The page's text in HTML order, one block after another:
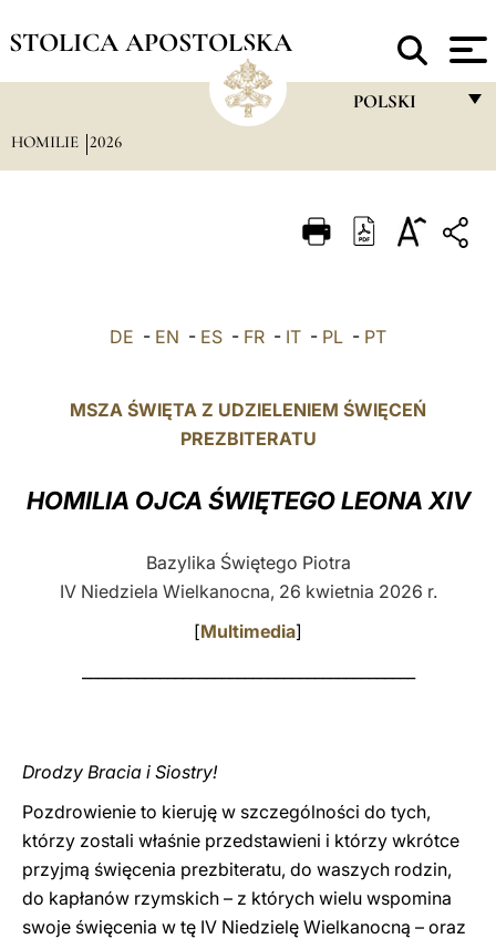
STOLICA APOSTOLSKA
POLSKI
ITALIANO
POLSKI
中文
HOMILIE 2026
DE - EN - ES - FR - IT - PL - PT
MSZA ŚWIĘTA Z UDZIELENIEM ŚWIĘCEŃ
PREZBITERATU
HOMILIA OJCA ŚWIĘTEGO LEONA XIV
Bazylika Świętego Piotra
IV Niedziela Wielkanocna, 26 kwietnia 2026 r.
[Multimedia]
Drodzy Bracia i Siostry!
Pozdrowienie to kieruję w szczególności do tych,
którzy zostali właśnie przedstawieni i którzy wkrótce
przyjmą święcenia prezbiteratu, do waszych rodzin,
do kapłanów rzymskich – z których wielu wspomina
swoje święcenia w tę IV Niedzielę Wielkanocną – oraz